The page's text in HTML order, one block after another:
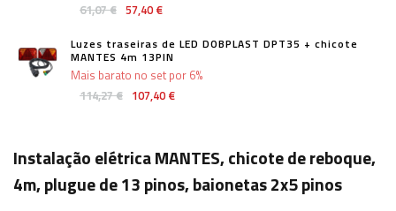
61,07 € 57,40 €
Luzes traseiras de LED DOBPLAST DPT35 + chicote
MANTES 4m 13PIN
114,27 € 107,40 €
Mais barato no set por 6%
Instalação elétrica MANTES, chicote de reboque,
4m, plugue de 13 pinos, baionetas 2x5 pinos